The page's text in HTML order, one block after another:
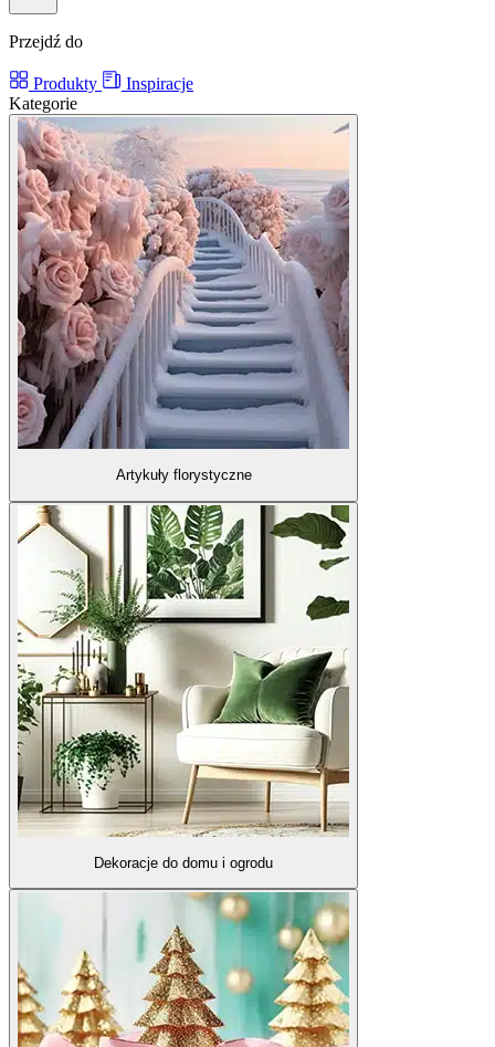
Przejdź do
Produkty
Inspiracje
Kategorie
Artykuły florystyczne
Dekoracje do domu i ogrodu